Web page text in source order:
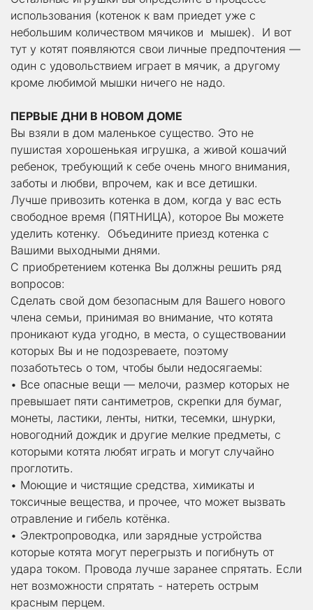
использования (котенок к вам приедет уже с
небольшим количеством мячиков и  мышек).  И вот
тут у котят появляются свои личные предпочтения —
один с удовольствием играет в мячик, а другому
кроме любимой мышки ничего не надо.
ПЕРВЫЕ ДНИ В НОВОМ ДОМЕ
Вы взяли в дом маленькое существо. Это не
пушистая хорошенькая игрушка, а живой кошачий
ребенок, требующий к себе очень много внимания,
заботы и любви, впрочем, как и все детишки.
Лучше привозить котенка в дом, когда у вас есть
свободное время (ПЯТНИЦА), которое Вы можете
уделить котенку.  Объедините приезд котенка с
Вашими выходными днями.
С приобретением котенка Вы должны решить ряд
вопросов:
Сделать свой дом безопасным для Вашего нового
члена семьи, принимая во внимание, что котята
проникают куда угодно, в места, о существовании
которых Вы и не подозреваете, поэтому
позаботьтесь о том, чтобы были недосягаемы:
• Все опасные вещи — мелочи, размер которых не
превышает пяти сантиметров, скрепки для бумаг,
монеты, ластики, ленты, нитки, тесемки, шнурки,
новогодний дождик и другие мелкие предметы, с
которыми котята любят играть и могут случайно
проглотить.
• Моющие и чистящие средства, химикаты и
токсичные вещества, и прочее, что может вызвать
отравление и гибель котёнка.
• Электропроводка, или зарядные устройства
которые котята могут перегрызть и погибнуть от
удара током. Провода лучше заранее спрятать. Если
нет возможности спрятать - натереть острым
красным перцем.